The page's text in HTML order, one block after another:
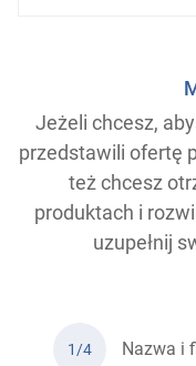
Jeżeli chcesz,
przedstawili ofertę
też chcesz
produktach i
uzupełnij
1/4 Nazwa i